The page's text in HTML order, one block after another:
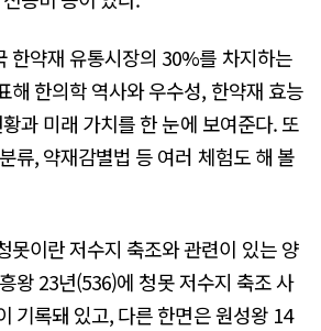
한약재 유통시장의 30%를 차지하는
해 한의학 역사와 우수성, 한약재 효능
과 미래 가치를 한 눈에 보여준다. 또
류, 약재감별법 등 여러 체험도 해 볼
못이란 저수지 축조와 관련이 있는 양
왕 23년(536)에 청못 저수지 축조 사
기록돼 있고, 다른 한면은 원성왕 14